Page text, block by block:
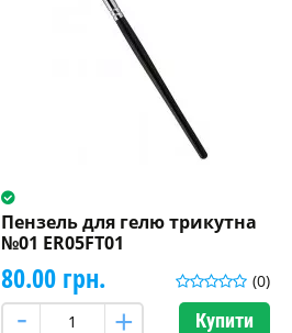
Пензель для гелю трикутна
№01 ER05FT01
(0)
80.00 грн.
Купити